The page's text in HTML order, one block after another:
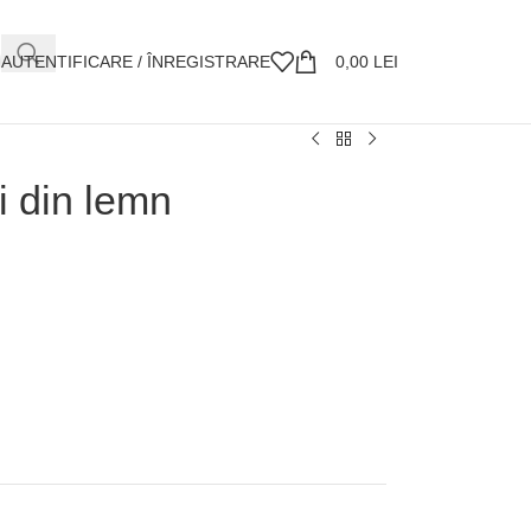
AUTENTIFICARE / ÎNREGISTRARE 0,00 LEI
din lemn